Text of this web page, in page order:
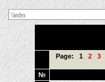
Page:
1 2 3
№